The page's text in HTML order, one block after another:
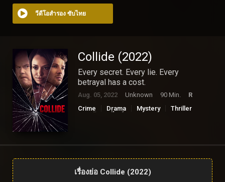
วีดีโอสำรอง ซับไทย
Collide (2022)
Every secret. Every lie. Every
betrayal has a cost.
Aug. 05, 2022 Unknown 90 Min.
R
Crime
Drama Mystery
Thriller
เรื่องย่อ Collide (2022)